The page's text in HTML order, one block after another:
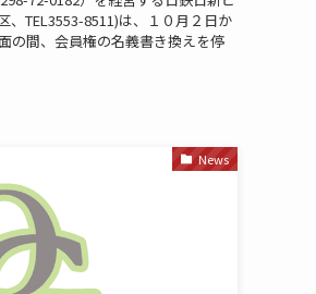
、TEL3553-8511)は、１０月２日か
の間、会員権の名義書き換えを停
News